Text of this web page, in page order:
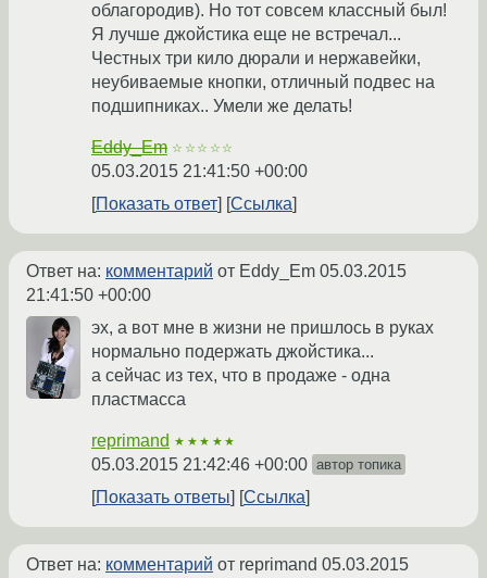
облагородив). Но тот совсем классный был!
Я лучше джойстика еще не встречал...
Честных три кило дюрали и нержавейки,
неубиваемые кнопки, отличный подвес на
подшипниках.. Умели же делать!
Eddy_Em ☆☆☆☆☆
05.03.2015 21:41:50 +00:00
Показать ответ
Ссылка
Ответ на: комментарий от Eddy_Em 05.03.2015
21:41:50 +00:00
эх, а вот мне в жизни не пришлось в руках
нормально подержать джойстика...
а сейчас из тех, что в продаже - одна
пластмасса
reprimand ★★★★★
05.03.2015 21:42:46 +00:00 автор топика
Показать ответы Ссылка
Ответ на: комментарий от reprimand 05.03.2015